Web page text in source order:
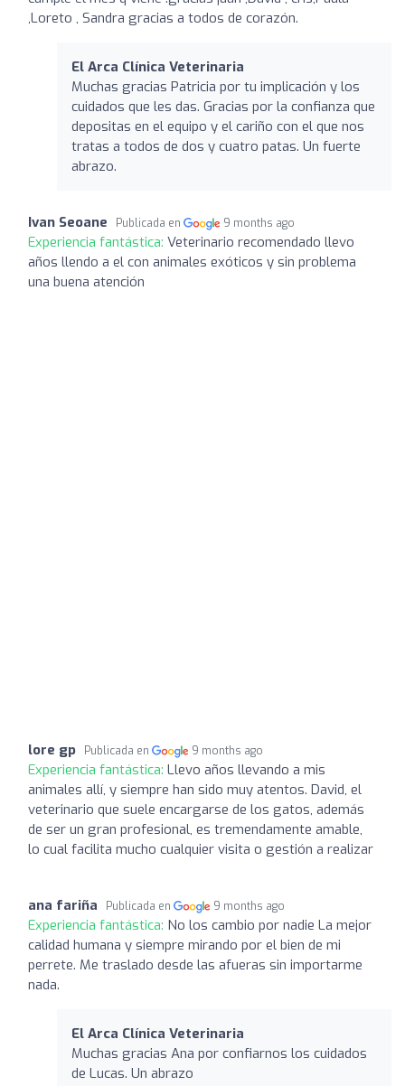
,Loreto , Sandra gracias a todos de corazón.
El Arca Clínica Veterinaria
Muchas gracias Patricia por tu implicación y los
cuidados que les das. Gracias por la confianza que
depositas en el equipo y el cariño con el que nos
tratas a todos de dos y cuatro patas. Un fuerte
abrazo.
Ivan Seoane Publicada en 9 months ago
Experiencia fantástica: Veterinario recomendado llevo
años llendo a el con animales exóticos y sin problema
una buena atención
lore gp Publicada en 9 months ago
Experiencia fantástica: Llevo años llevando a mis
animales allí, y siempre han sido muy atentos. David, el
veterinario que suele encargarse de los gatos, además
de ser un gran profesional, es tremendamente amable,
lo cual facilita mucho cualquier visita o gestión a realizar
ana fariña Publicada en 9 months ago
Experiencia fantástica: No los cambio por nadie La mejor
calidad humana y siempre mirando por el bien de mi
perrete. Me traslado desde las afueras sin importarme
nada.
El Arca Clínica Veterinaria
Muchas gracias Ana por confiarnos los cuidados
de Lucas. Un abrazo